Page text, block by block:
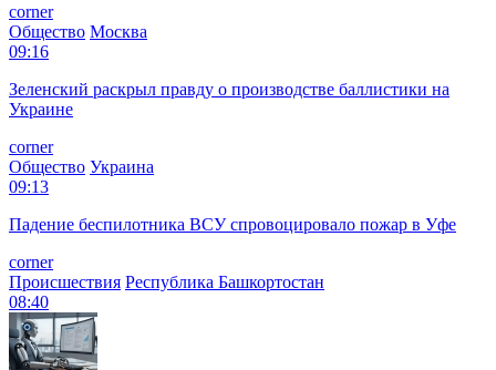
corner
Общество Москва
09:16
Зеленский раскрыл правду о производстве баллистики на
Украине
corner
Общество Украина
09:13
Падение беспилотника ВСУ спровоцировало пожар в Уфе
corner
Происшествия Республика Башкортостан
08:40